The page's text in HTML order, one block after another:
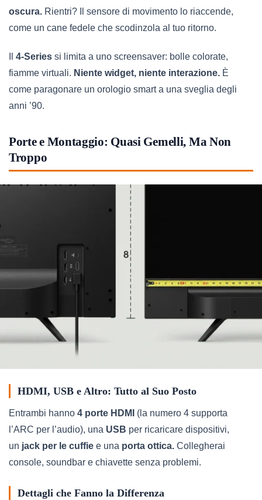
oscura. Rientri? Il sensore di movimento lo riaccende,
come un cane fedele che scodinzola al tuo ritorno.
4-Series si limita a uno screensaver: bolle colorate,
fiamme virtuali. Niente widget, niente interazione. È
come paragonare un orologio smart a una sveglia degli
anni ’90.
Porte e Montaggio: Quasi Gemelli, Ma Non
Troppo
HDMI, USB e Altro: Tutto al Suo Posto
Entrambi hanno 4 porte HDMI
(la numero 4 supporta
l’ARC per l’audio), una USB per ricaricare dispositivi,
un jack per le cuffie e una porta ottica. Collegherai
console, soundbar e chiavette senza problemi.
Dettagli che Fanno la Differenza